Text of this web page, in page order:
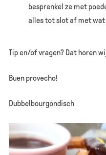
besprenkel ze met
alles tot slot af met
Tip en/of vragen? Dat horen
Buen provecho!
Dubbelbourgondisch